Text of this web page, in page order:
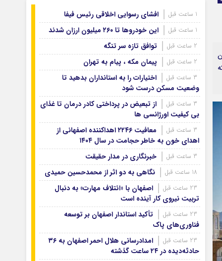
رمز عبور
مرا به خاطر بسپار
آرشیو ۱۴۰۵
آرشیو ۱۴۰۴
آرشیو ۱۴۰۳
آرشیو ۱۴۰۲
آرشیو ۱۴۰۱
آرشیو ۱۴۰۰
آرشیو ۱۳۹۹
آرشیو ۱۳۹۸
آرشیو ۱۳۹۷
افشای رسوایی اخلاقی رئیس فیفا
این خودروها تا ۲۶۰ میلیون ارزان شدند
توافق تازه سر تنگه
پیمان مکه ، پیام به تهران
اختیارات را به استانداران بدهید تا
وضعیت مسکن درست شود
از تبعیض در پرداختی کادر درمان تا غذای
بی کیفیت اورژانسی ها
معافیت ۲۲۴۶ اهداکننده اصفهانی از
اهدای خون به خاطر حجامت در سال ۱۴۰۴
خبرنگاری در مدار حقیقت
نگاهی به دو اثر از محمدحسین حمیدی
اصفهان با «ائتلاف مهارت» به دنبال
تربیت نیروی کار آینده است
تأکید استاندار اصفهان بر توسعه
فناوری‌های پاک
امدادرسانی هلال احمر اصفهان به ۳۶
حادثه‌دیده در ۲۴ ساعت گذشته